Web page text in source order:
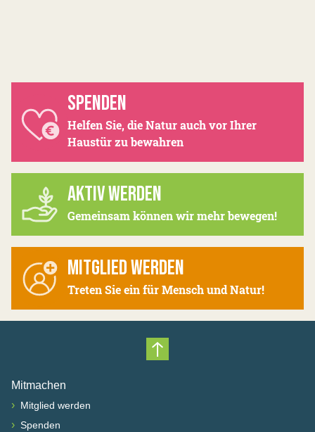
SPENDEN
Helfen Sie, die Natur auch vor Ihrer
Haustür zu bewahren
AKTIV WERDEN
Gemeinsam können wir mehr bewegen!
MITGLIED WERDEN
Treten Sie ein für Mensch und Natur!
Nach oben scrollen
Mitmachen
› Mitglied werden
› Spenden